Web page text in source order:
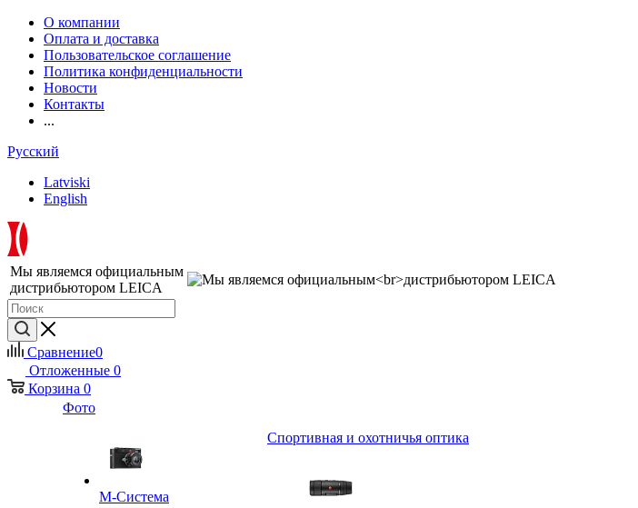
О компании
Оплата и доставка
Пользовательское соглашение
Политика конфиденциальности
Новости
Контакты
...
Русский
Latviski
English
Мы являемся официальным
дистрибьютором LEICA
Сравнение0
Отложенные 0
Корзина 0
Фото
M-Система
Спортивная и охотничья оптика